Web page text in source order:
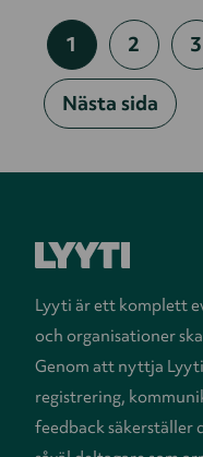
1 2 3
Nästa sida
Lyyti är ett komplett
och organisationer
Genom att nyttja
registrering,
feedback säkerställer